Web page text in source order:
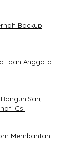
Backup
dan Anggota
Sari,
Cs.
Membantah